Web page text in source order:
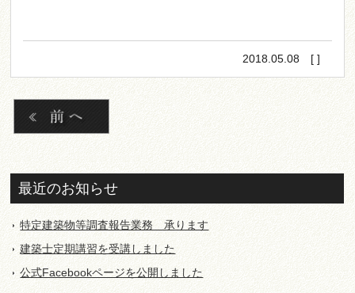
2018.05.08 [ ]
最近のお知らせ
特定建築物等調査報告業務 承ります
建築士定期講習を受講しました
公式Facebookページを公開しました